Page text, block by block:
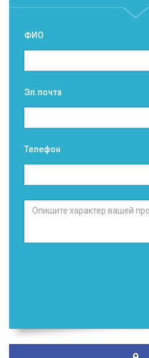
ФИО
Эл.почта
Телефон